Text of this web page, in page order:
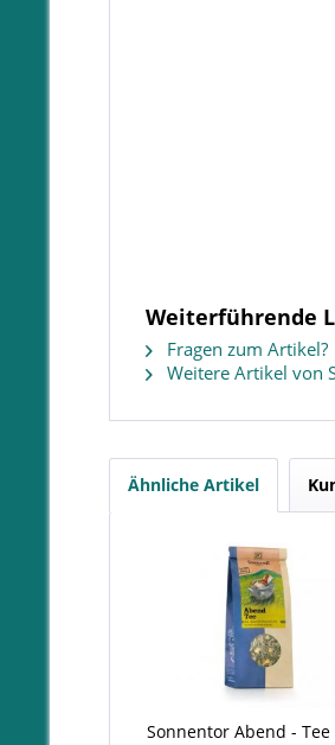
Weiterführende
Fragen zum Artikel?
Weitere Artikel von
Ähnliche Artikel
Sonnentor Abend - Tee